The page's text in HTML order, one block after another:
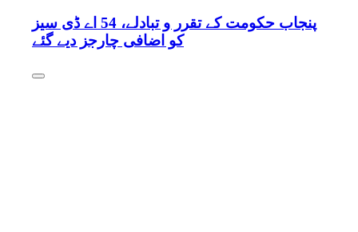
پنجاب حکومت کے تقرر و تبادلے، 54 اے ڈی سیز
کو اضافی چارجز دیے گئے